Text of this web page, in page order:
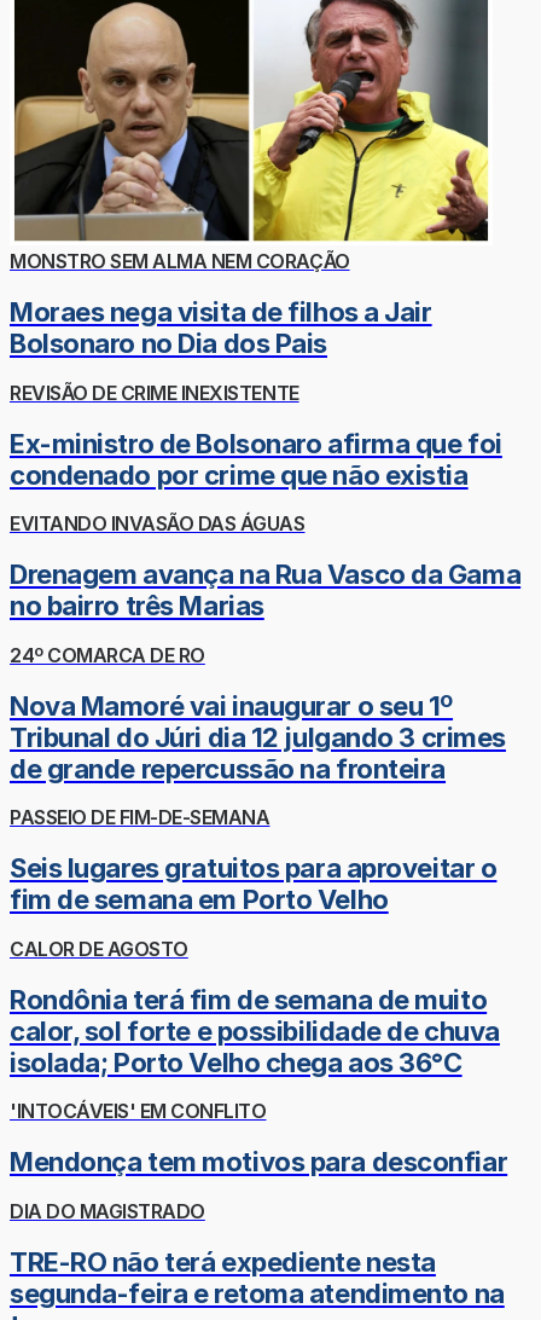
MONSTRO SEM ALMA NEM CORAÇÃO
Moraes nega visita de filhos a Jair
Bolsonaro no Dia dos Pais
REVISÃO DE CRIME INEXISTENTE
Ex-ministro de Bolsonaro afirma que foi
condenado por crime que não existia
EVITANDO INVASÃO DAS ÁGUAS
Drenagem avança na Rua Vasco da Gama
no bairro três Marias
24º COMARCA DE RO
Nova Mamoré vai inaugurar o seu 1º
Tribunal do Júri dia 12 julgando 3 crimes
de grande repercussão na fronteira
PASSEIO DE FIM-DE-SEMANA
Seis lugares gratuitos para aproveitar o
fim de semana em Porto Velho
CALOR DE AGOSTO
Rondônia terá fim de semana de muito
calor, sol forte e possibilidade de chuva
isolada; Porto Velho chega aos 36°C
'INTOCÁVEIS' EM CONFLITO
Mendonça tem motivos para desconfiar
DIA DO MAGISTRADO
TRE-RO não terá expediente nesta
segunda-feira e retoma atendimento na